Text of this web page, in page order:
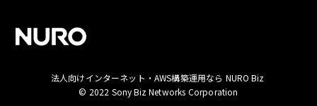
お問い合わせ
法人向けインターネット・AWS構築運用なら NURO Biz
© 2022 Sony Biz Networks Corporation